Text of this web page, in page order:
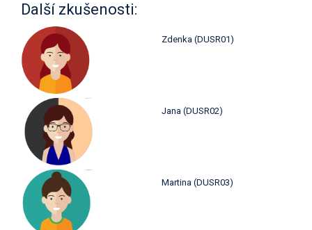
Další zkušenosti:
Zdenka (DUSR01)
Jana (DUSR02)
Martina (DUSR03)